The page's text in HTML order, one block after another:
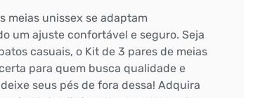
meias unissex se adaptam
um ajuste confortável e seguro. Seja
casuais, o Kit de 3 pares de meias
para quem busca qualidade e
seus pés de fora dessa! Adquira